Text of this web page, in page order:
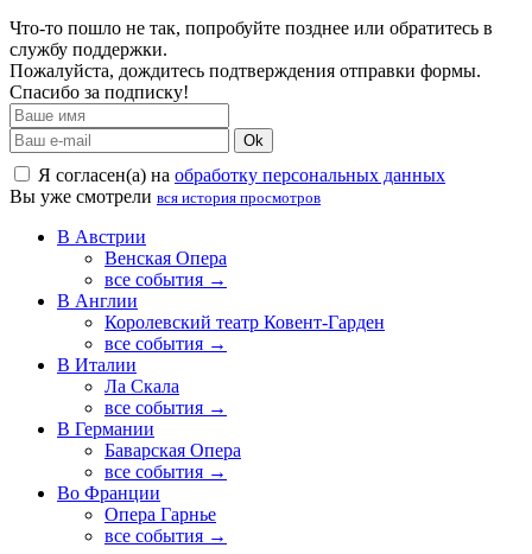
Что-то пошло не так, попробуйте позднее или обратитесь в
службу поддержки.
Пожалуйста, дождитесь подтверждения отправки формы.
Спасибо за подписку!
Ok
Я согласен(а) на обработку персональных данных
Вы уже смотрели вся история просмотров
В Австрии
Венская Опера
все события →
В Англии
Королевский театр Ковент-Гарден
все события →
В Италии
Ла Скала
все события →
В Германии
Баварская Опера
все события →
Во Франции
Опера Гарнье
все события →